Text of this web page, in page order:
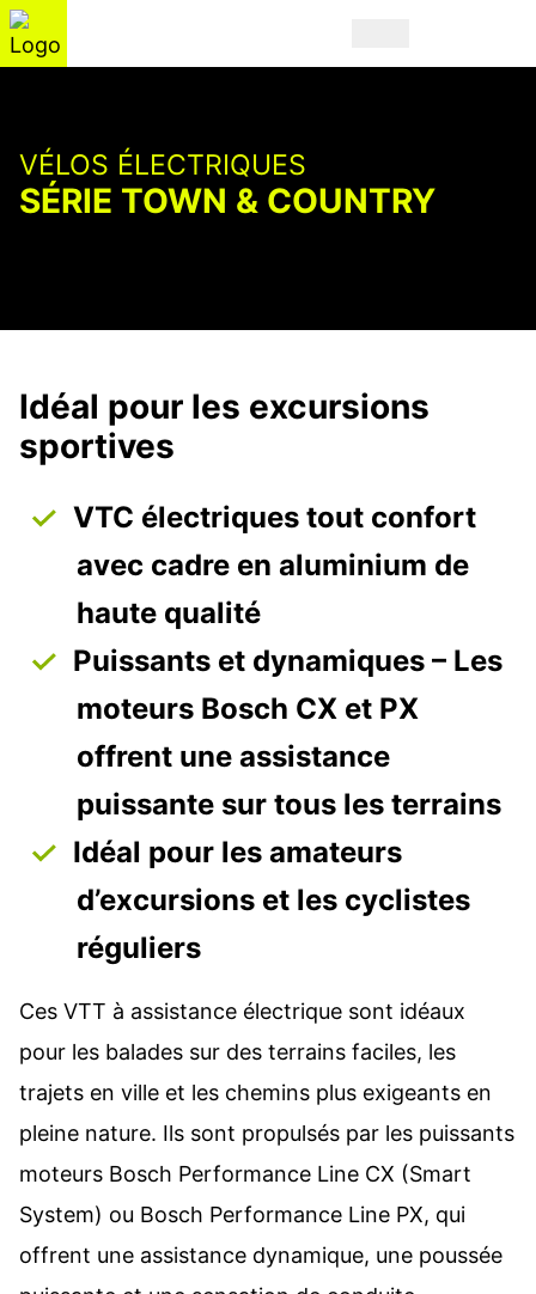
VÉLOS ÉLECTRIQUES
SÉRIE TOWN & COUNTRY
Idéal pour les excursions
sportives
VTC électriques tout confort
avec cadre en aluminium de
haute qualité
Puissants et dynamiques – Les
moteurs Bosch CX et PX
offrent une assistance
puissante sur tous les terrains
Idéal pour les amateurs
d’excursions et les cyclistes
réguliers
Ces VTT à assistance électrique sont idéaux
pour les balades sur des terrains faciles, les
trajets en ville et les chemins plus exigeants en
pleine nature. Ils sont propulsés par les puissants
moteurs Bosch Performance Line CX (Smart
System) ou Bosch Performance Line PX, qui
offrent une assistance dynamique, une poussée